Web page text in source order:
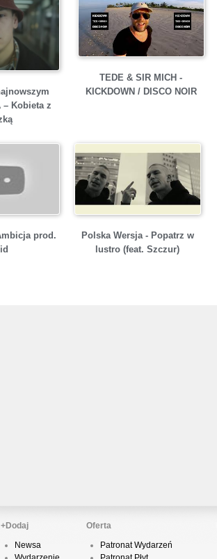
– Kobieta z
TEDE & SIR MICH -
KICKDOWN / DISCO NOIR
prod.
Polska Wersja - Popatrz w
lustro (feat. Szczur)
+Dodaj
Newsa
Oferta
Patronat Wydarzeń